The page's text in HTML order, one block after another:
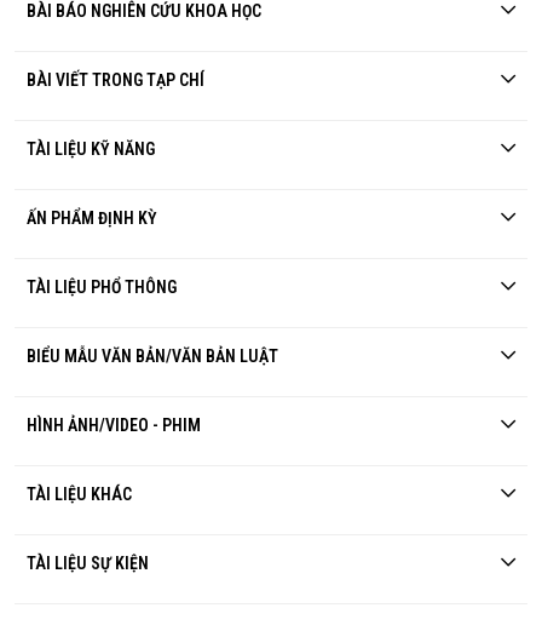
BÀI BÁO NGHIÊN CỨU KHOA HỌC
BÀI VIẾT TRONG TẠP CHÍ
TÀI LIỆU KỸ NĂNG
ẤN PHẨM ĐỊNH KỲ
TÀI LIỆU PHỔ THÔNG
BIỂU MẪU VĂN BẢN/VĂN BẢN LUẬT
HÌNH ẢNH/VIDEO - PHIM
TÀI LIỆU KHÁC
TÀI LIỆU SỰ KIỆN